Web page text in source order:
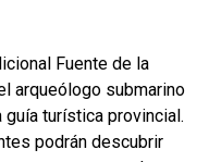
Fuente de la
arqueólogo submarino
guía turística provincial.
podrán descubrir